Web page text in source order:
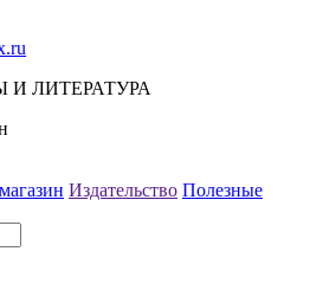
ЛИТЕРАТУРА
Издательство Полезные